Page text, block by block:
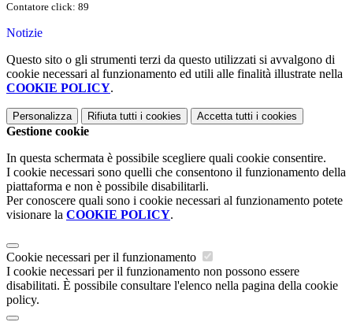
Contatore click: 89
Notizie
Questo sito o gli strumenti terzi da questo utilizzati si avvalgono di
cookie necessari al funzionamento ed utili alle finalità illustrate nella
COOKIE POLICY.
Personalizza Rifiuta tutti i cookies Accetta tutti i cookies
Gestione cookie
In questa schermata è possibile scegliere quali cookie consentire.
I cookie necessari sono quelli che consentono il funzionamento della
piattaforma e non è possibile disabilitarli.
Per conoscere quali sono i cookie necessari al funzionamento potete
visionare la COOKIE POLICY.
Cookie necessari per il funzionamento
I cookie necessari per il funzionamento non possono essere
disabilitati. È possibile consultare l'elenco nella pagina della cookie
policy.